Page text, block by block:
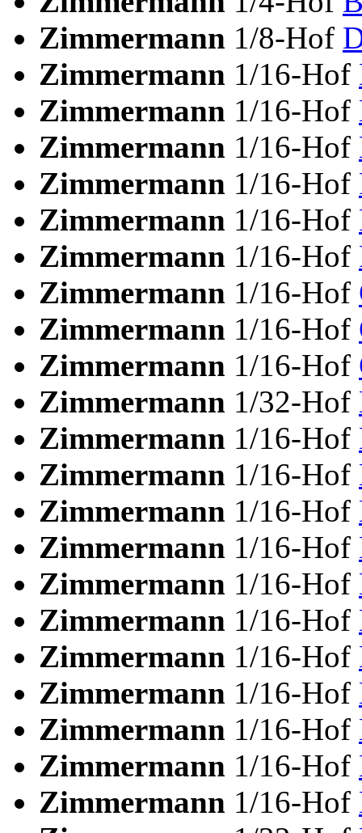
Zimmermann 1/8-Hof
Zimmermann 1/16-Hof
Zimmermann 1/16-Hof
Zimmermann 1/16-Hof
Zimmermann 1/16-Hof
Zimmermann 1/16-Hof
Zimmermann 1/16-Hof
Zimmermann 1/16-Hof
Zimmermann 1/16-Hof
Zimmermann 1/16-Hof
Zimmermann 1/32-Hof
Zimmermann 1/16-Hof
Zimmermann 1/16-Hof
Zimmermann 1/16-Hof
Zimmermann 1/16-Hof
Zimmermann 1/16-Hof
Zimmermann 1/16-Hof
Zimmermann 1/16-Hof
Zimmermann 1/16-Hof
Zimmermann 1/16-Hof
Zimmermann 1/16-Hof
Zimmermann 1/16-Hof